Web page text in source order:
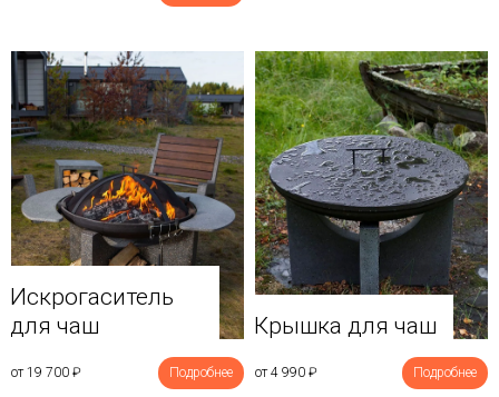
Искрогаситель
для чаш
от 19 700 ₽ Подробнее
Крышка для чаш
от 4 990 ₽ Подробнее